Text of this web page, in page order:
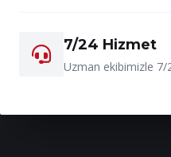
7/24 Hizmet
Uzman ekibimizle